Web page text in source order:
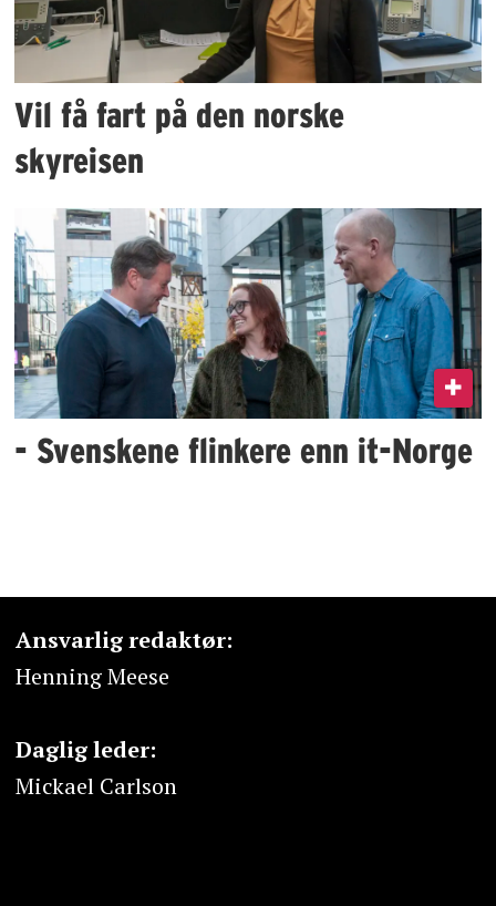
Vil få fart på den norske
skyreisen
- Svenskene flinkere enn it-Norge
Ansvarlig redaktør:
Henning Meese
Daglig leder:
Mickael Carlson